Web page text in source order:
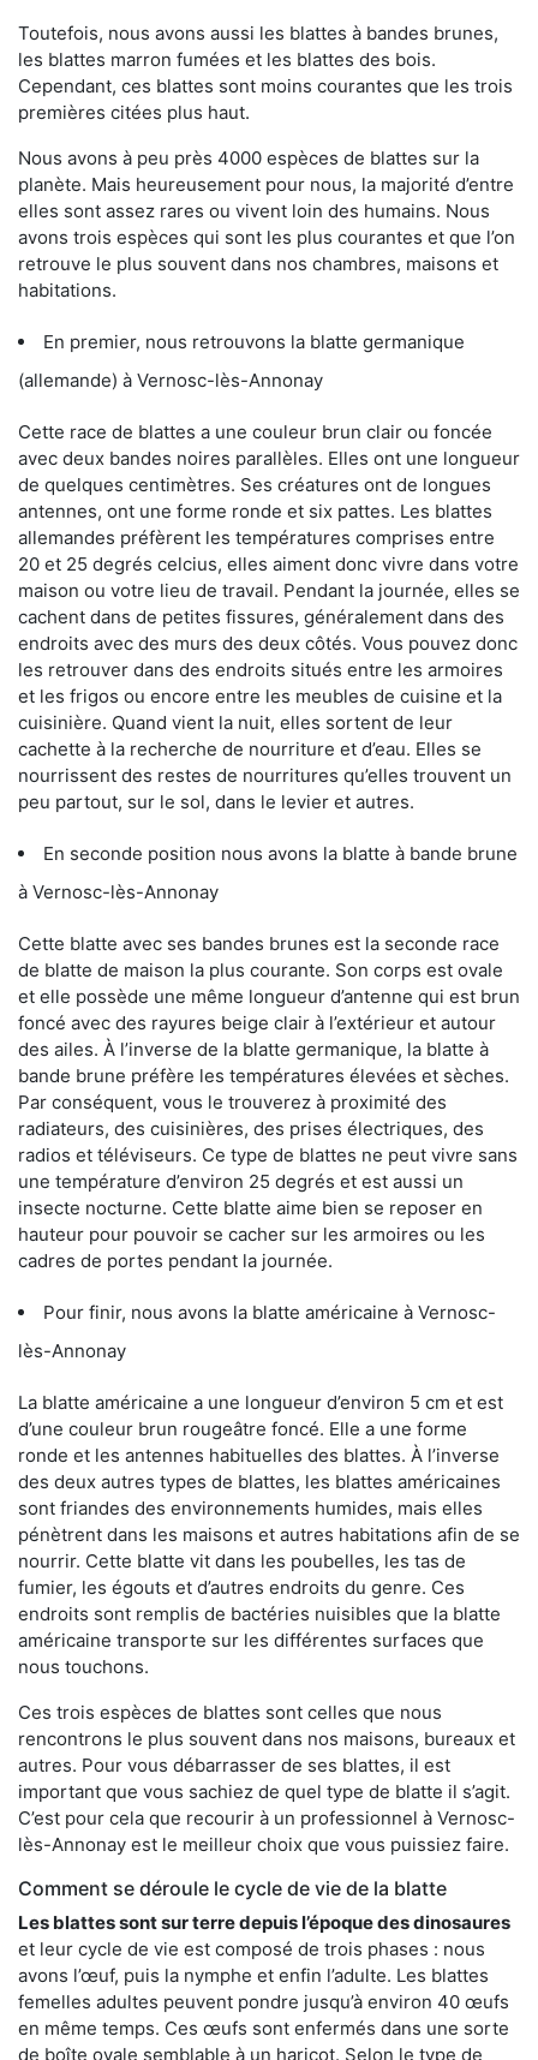
Toutefois, nous avons aussi les blattes à bandes brunes,
les blattes marron fumées et les blattes des bois.
Cependant, ces blattes sont moins courantes que les trois
premières citées plus haut.
Nous avons à peu près 4000 espèces de blattes sur la
planète. Mais heureusement pour nous, la majorité d’entre
elles sont assez rares ou vivent loin des humains. Nous
avons trois espèces qui sont les plus courantes et que l’on
retrouve le plus souvent dans nos chambres, maisons et
habitations.
En premier, nous retrouvons la blatte germanique
(allemande) à Vernosc-lès-Annonay
Cette race de blattes a une couleur brun clair ou foncée
avec deux bandes noires parallèles. Elles ont une longueur
de quelques centimètres. Ses créatures ont de longues
antennes, ont une forme ronde et six pattes. Les blattes
allemandes préfèrent les températures comprises entre
20 et 25 degrés celcius, elles aiment donc vivre dans votre
maison ou votre lieu de travail. Pendant la journée, elles se
cachent dans de petites fissures, généralement dans des
endroits avec des murs des deux côtés. Vous pouvez donc
les retrouver dans des endroits situés entre les armoires
et les frigos ou encore entre les meubles de cuisine et la
cuisinière. Quand vient la nuit, elles sortent de leur
cachette à la recherche de nourriture et d’eau. Elles se
nourrissent des restes de nourritures qu’elles trouvent un
peu partout, sur le sol, dans le levier et autres.
En seconde position nous avons la blatte à bande brune
à Vernosc-lès-Annonay
Cette blatte avec ses bandes brunes est la seconde race
de blatte de maison la plus courante. Son corps est ovale
et elle possède une même longueur d’antenne qui est brun
foncé avec des rayures beige clair à l’extérieur et autour
des ailes. À l’inverse de la blatte germanique, la blatte à
bande brune préfère les températures élevées et sèches.
Par conséquent, vous le trouverez à proximité des
radiateurs, des cuisinières, des prises électriques, des
radios et téléviseurs. Ce type de blattes ne peut vivre sans
une température d’environ 25 degrés et est aussi un
insecte nocturne. Cette blatte aime bien se reposer en
hauteur pour pouvoir se cacher sur les armoires ou les
cadres de portes pendant la journée.
Pour finir, nous avons la blatte américaine à Vernosc-
lès-Annonay
La blatte américaine a une longueur d’environ 5 cm et est
d’une couleur brun rougeâtre foncé. Elle a une forme
ronde et les antennes habituelles des blattes. À l’inverse
des deux autres types de blattes, les blattes américaines
sont friandes des environnements humides, mais elles
pénètrent dans les maisons et autres habitations afin de se
nourrir. Cette blatte vit dans les poubelles, les tas de
fumier, les égouts et d’autres endroits du genre. Ces
endroits sont remplis de bactéries nuisibles que la blatte
américaine transporte sur les différentes surfaces que
nous touchons.
Ces trois espèces de blattes sont celles que nous
rencontrons le plus souvent dans nos maisons, bureaux et
autres. Pour vous débarrasser de ses blattes, il est
important que vous sachiez de quel type de blatte il s’agit.
C’est pour cela que recourir à un professionnel à Vernosc-
lès-Annonay est le meilleur choix que vous puissiez faire.
Comment se déroule le cycle de vie de la blatte
Les blattes sont sur terre depuis l’époque des dinosaures
et leur cycle de vie est composé de trois phases : nous
avons l’œuf, puis la nymphe et enfin l’adulte. Les blattes
femelles adultes peuvent pondre jusqu’à environ 40 œufs
en même temps. Ces œufs sont enfermés dans une sorte
de boîte ovale semblable à un haricot. Selon le type de